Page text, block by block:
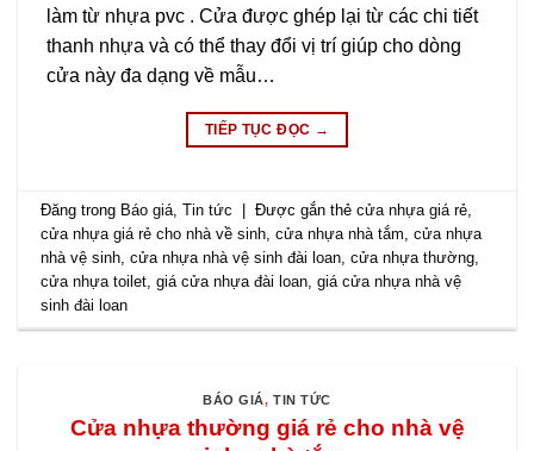
làm từ nhựa pvc . Cửa được ghép lại từ các chi tiết
thanh nhựa và có thể thay đổi vị trí giúp cho dòng
cửa này đa dạng về mẫu…
TIẾP TỤC ĐỌC →
Đăng trong Báo giá,Tin tức Được gắn thẻcửa nhựa giá rẻ,
cửa nhựa giá rẻ cho nhà về sinh,cửa nhựa nhà tắm,cửa nhựa
nhà vệ sinh,cửa nhựa nhà vệ sinh đài loan,cửa nhựa thường,
cửa nhựa toilet,giá cửa nhựa đài loan,giá cửa nhựa nhà vệ
sinh đài loan
BÁO GIÁ,TIN TỨC
Cửa nhựa thường giá rẻ cho nhà vệ